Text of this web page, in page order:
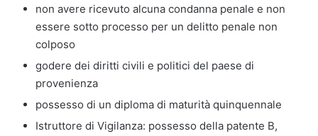
non avere ricevuto alcuna condanna penale e non
essere sotto processo per un delitto penale non
colposo
godere dei diritti civili e politici del paese di
provenienza
possesso di un diploma di maturità quinquennale
Istruttore di Vigilanza: possesso della patente B,